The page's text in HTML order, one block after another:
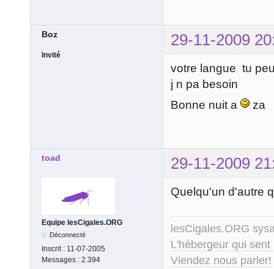
Boz 29-11-2009
Invité
votre langue tu
j n pa besoin
Bonne nuit a
za
toad 29-11-2009
Equipe lesCigales.ORG
Déconnecté
Inscrit : 11-07-2005
Messages : 2.394
Quelqu'un d'autre
lesCigales.ORG
L'hébergeur qui
Viendez nous parler!